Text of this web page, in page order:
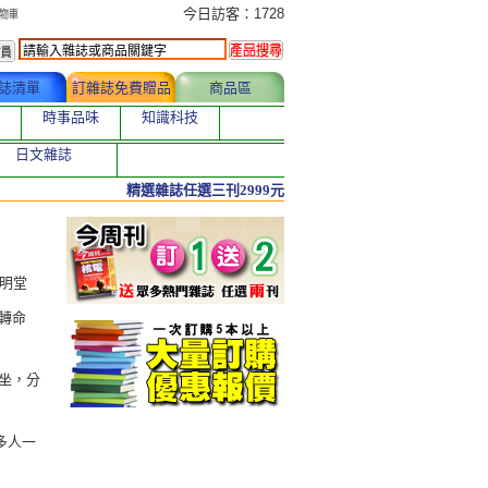
明堂
命
，分
人一
今日訪客：1728
清單 訂雜誌免費贈品
商品區
時事品味 知識科技
日文雜誌
精選雜誌任選三刊2999元